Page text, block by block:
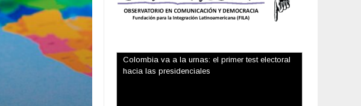
Trump y las drogas: la viga en los propios ojos